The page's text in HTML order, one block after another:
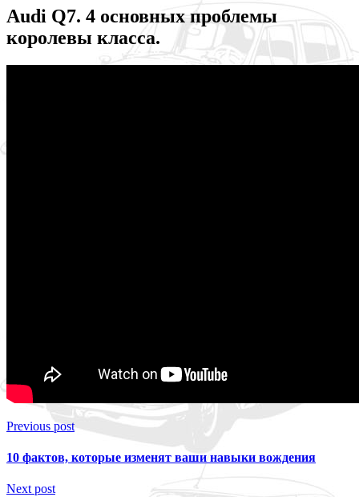
Audi Q7. 4 основных проблемы
королевы класса.
Previous post
10 фактов, которые изменят ваши навыки вождения
Next post